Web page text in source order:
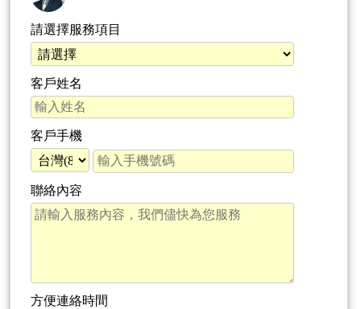
請選擇服務項目
客戶姓名
客戶手機
聯絡內容
方便連絡時間